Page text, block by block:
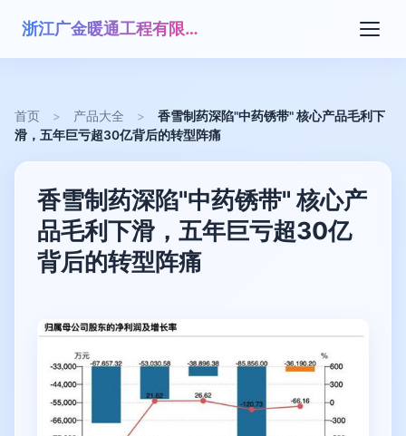
浙江广金暖通工程有限公司
首页 > 产品大全 >
香雪制药深陷"中药锈带" 核心产品毛利下
滑，五年巨亏超30亿背后的转型阵痛
香雪制药深陷"中药锈带" 核心产
品毛利下滑，五年巨亏超30亿
背后的转型阵痛